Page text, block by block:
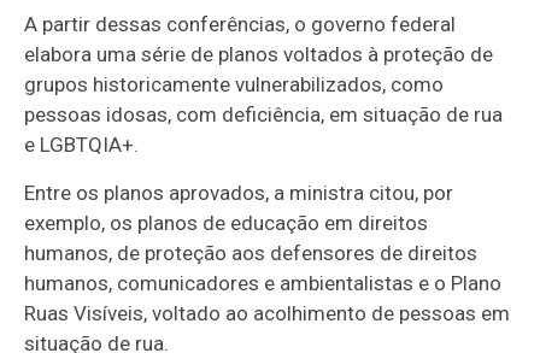
A partir dessas conferências, o governo federal
elabora uma série de planos voltados à proteção de
grupos historicamente vulnerabilizados, como
pessoas idosas, com deficiência, em situação de rua
e LGBTQIA+.
Entre os planos aprovados, a ministra citou, por
exemplo, os planos de educação em direitos
humanos, de proteção aos defensores de direitos
humanos, comunicadores e ambientalistas e o Plano
Ruas Visíveis, voltado ao acolhimento de pessoas em
situação de rua.